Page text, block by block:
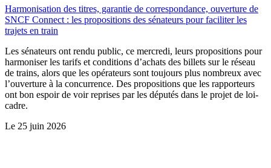
Harmonisation des titres, garantie de correspondance, ouverture de
SNCF Connect : les propositions des sénateurs pour faciliter les
trajets en train
Les sénateurs ont rendu public, ce mercredi, leurs propositions pour
harmoniser les tarifs et conditions d’achats des billets sur le réseau
de trains, alors que les opérateurs sont toujours plus nombreux avec
l’ouverture à la concurrence. Des propositions que les rapporteurs
ont bon espoir de voir reprises par les députés dans le projet de loi-
cadre.
Le 25 juin 2026